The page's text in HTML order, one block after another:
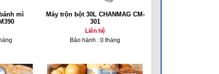
mì
Máy trộn bột 30L CHANMAG CM-
301
Liên hệ
Bảo hành : 0 tháng